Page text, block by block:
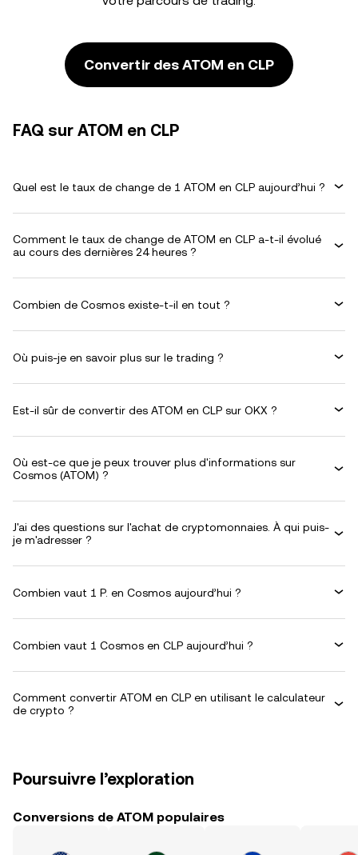
Convertir des ATOM en CLP
FAQ sur ATOM en CLP
Quel est le taux de change de 1 ATOM en CLP aujourd’hui ?
Comment le taux de change de ATOM en CLP a-t-il évolué
au cours des dernières 24 heures ?
Combien de Cosmos existe-t-il en tout ?
Où puis-je en savoir plus sur le trading ?
Est-il sûr de convertir des ATOM en CLP sur OKX ?
Où est-ce que je peux trouver plus d'informations sur
Cosmos (ATOM) ?
J'ai des questions sur l'achat de cryptomonnaies. À qui puis-
je m'adresser ?
Combien vaut 1 P. en Cosmos aujourd’hui ?
Combien vaut 1 Cosmos en CLP aujourd’hui ?
Comment convertir ATOM en CLP en utilisant le calculateur
de crypto ?
Poursuivre l’exploration
Conversions de ATOM populaires